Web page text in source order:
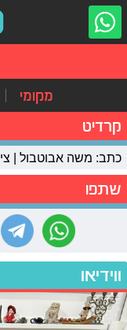
מקומי
קרדיט
כתב: משה אבוטבול |
שתפו
ווידיאו